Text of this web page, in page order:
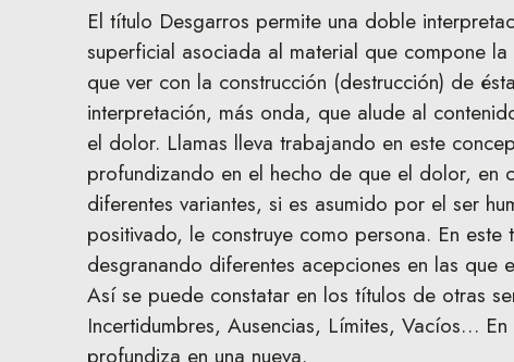
El título Desgarros permite una doble
superficial asociada al material que compone
que ver con la construcción (destrucción) de
interpretación, más onda, que alude al
el dolor. Llamas lleva trabajando en este
profundizando en el hecho de que el dolor, en
diferentes variantes, si es asumido por el ser
positivado, le construye como persona. En este
desgranando diferentes acepciones en las que
Así se puede constatar en los títulos de otras
Incertidumbres, Ausencias, Límites, Vacíos…
profundiza en una nueva.